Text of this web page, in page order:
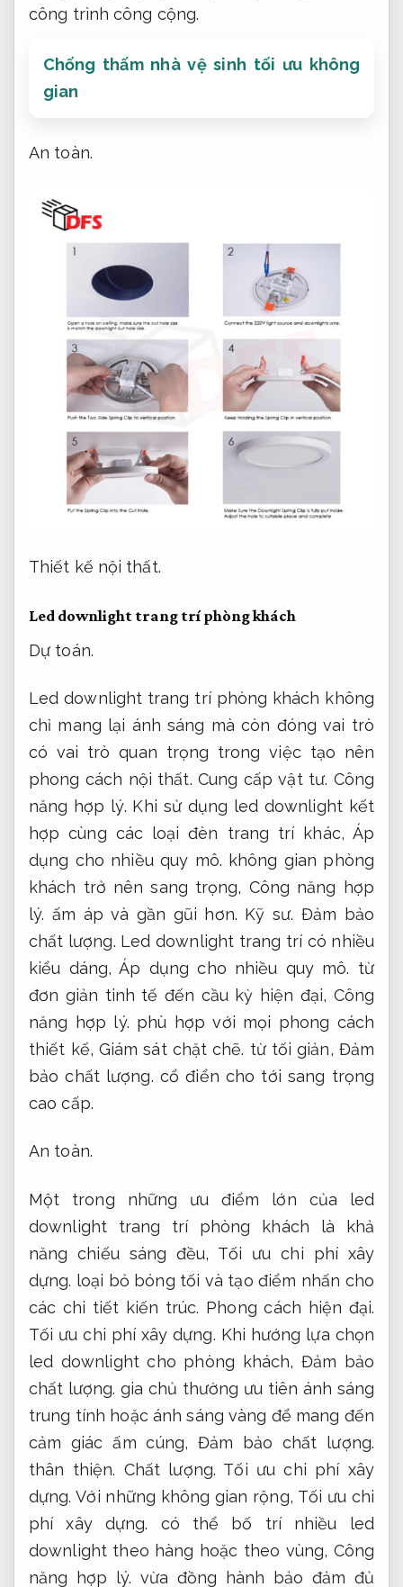
công trình công cộng.
Chống thấm nhà vệ sinh tối ưu không
gian
An toàn.
Thiết kế nội thất.
Led downlight trang trí phòng khách
Dự toán.
Led downlight trang trí phòng khách không
chỉ mang lại ánh sáng mà còn đóng vai trò
có vai trò quan trọng trong việc tạo nên
phong cách nội thất. Cung cấp vật tư. Công
năng hợp lý. Khi sử dụng led downlight kết
hợp cùng các loại đèn trang trí khác, Áp
dụng cho nhiều quy mô. không gian phòng
khách trở nên sang trọng, Công năng hợp
lý. ấm áp và gần gũi hơn. Kỹ sư. Đảm bảo
chất lượng. Led downlight trang trí có nhiều
kiểu dáng,Áp dụng cho nhiều quy mô. từ
đơn giản tinh tế đến cầu kỳ hiện đại, Công
năng hợp lý. phù hợp với mọi phong cách
thiết kế, Giám sát chặt chẽ. từ tối giản, Đảm
bảo chất lượng. cổ điển cho tới sang trọng
cao cấp.
An toàn.
Một trong những ưu điểm lớn của led
downlight trang trí phòng khách là khả
năng chiếu sáng đều, Tối ưu chi phí xây
dựng. loại bỏ bóng tối và tạo điểm nhấn cho
các chi tiết kiến trúc. Phong cách hiện đại.
Tối ưu chi phí xây dựng. Khi hướng lựa chọn
led downlight cho phòng khách, Đảm bảo
chất lượng. gia chủ thường ưu tiên ánh sáng
trung tính hoặc ánh sáng vàng để mang đến
cảm giác ấm cúng, Đảm bảo chất lượng.
thân thiện. Chất lượng. Tối ưu chi phí xây
dựng. Với những không gian rộng, Tối ưu chi
phí xây dựng. có thể bố trí nhiều led
downlight theo hàng hoặc theo vùng, Công
năng hợp lý. vừa đồng hành bảo đảm đủ